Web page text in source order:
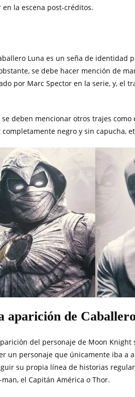
en la escena post-créditos.
Luna es un seña de
se debe hacer mención de
por Marc Spector en la serie, y, el
se deben mencionar otros trajes
negro y sin capucha,
aparición de
del personaje de Moon
un personaje que únicamente iba
su propia línea de historias
el Capitán América o Thor.